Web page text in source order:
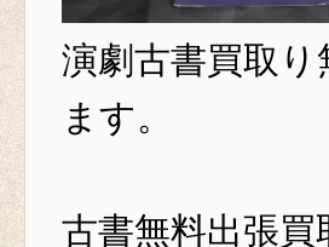
演劇古書買取り
ます。
古書無料出張